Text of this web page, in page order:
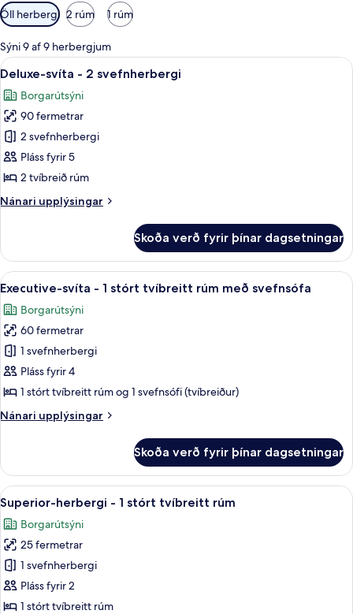
Síur
í
boði
fyrir
herbergi
Öll herbergi 2 rúm 1 rúm
Sýni 9 af 9 herbergjum
Skoða
allar
myndir
fyrir
Deluxe-
svíta
-
svefnherbergi
Deluxe-svíta - 2 svefnherbergi |
8
Deluxe-svíta - 2 svefnherbergi
Borgarútsýni
90 fermetrar
2 svefnherbergi
Pláss fyrir 5
2 tvíbreið rúm
Nánari upplýsingar
Nánari
svíta
2
Skoða verð fyrir þínar dagsetningar
Skoða
allar
myndir
fyrir
Executive-
svíta
-
stórt
með
svefnsófa
Executive-svíta - 1 stórt tvíbreitt
6
Executive-svíta - 1 stórt tvíbreitt rúm með svefnsófa
Borgarútsýni
60 fermetrar
1 svefnherbergi
Pláss fyrir 4
1 stórt tvíbreitt rúm og 1 svefnsófi (tvíbreiður)
Nánari upplýsingar
Nánari
svíta
1
stórt
tvíbreitt
rúm
með
svefnsófa
Skoða verð fyrir þínar dagsetningar
Skoða
allar
myndir
fyrir
Superior-
herbergi
-
Superior-herbergi - 1 stórt tvíbreitt
7
Superior-herbergi - 1 stórt tvíbreitt rúm
Borgarútsýni
25 fermetrar
1 svefnherbergi
Pláss fyrir 2
1 stórt tvíbreitt rúm